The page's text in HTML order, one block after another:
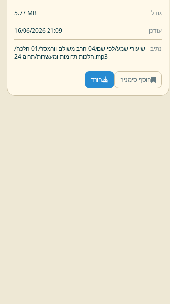
גודל 5.77 MB
עודכן 16/06/2026 21:09
נתיב שיעורי שמע/לפי שם/04 הרב משולם וורמסר/
01 הלכה/
הלכות תרומות ומעשרות/תרומ 24.mp3
הוסף סימניה הורד